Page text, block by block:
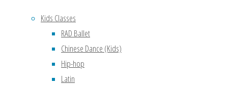
Kids Classes
RAD Ballet
Chinese Dance (Kids)
Hip-hop
Latin